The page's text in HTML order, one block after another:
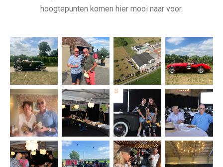
hoogtepunten komen hier mooi naar voor.